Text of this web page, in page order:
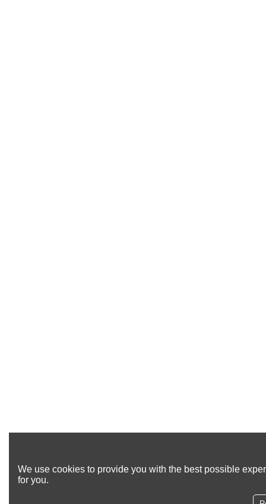
We use cookies to provide you with the best possible
for you.